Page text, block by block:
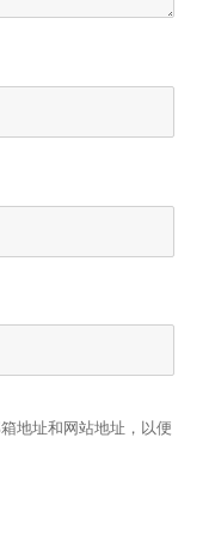
地址和网站地址，以便